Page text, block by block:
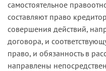
самостоятельное
составляют право
совершения действий,
договора, и
право, и обязанность в
направлены